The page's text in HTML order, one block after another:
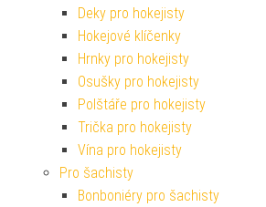
Deky pro hokejisty
Hokejové klíčenky
Hrnky pro hokejisty
Osušky pro hokejisty
Polštáře pro hokejisty
Trička pro hokejisty
Vína pro hokejisty
Pro šachisty
Bonboniéry pro šachisty